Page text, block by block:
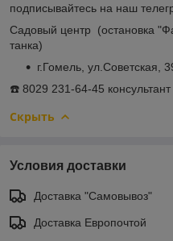
подписывайтесь на наш
Садовый центр (остановка
танка)
г.Гомель, ул.Советская,
☎️ 8029 231-64-45
Скрыть
Условия доставки
Доставка "Самовывоз"
Доставка Европочтой